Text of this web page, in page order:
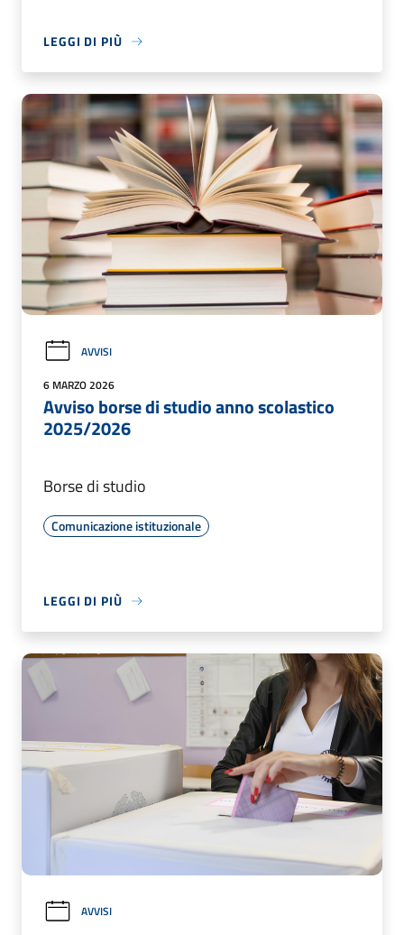
LEGGI DI PIÙ
AVVISI
6 MARZO 2026
Avviso borse di studio anno scolastico
2025/2026
Borse di studio
Comunicazione istituzionale
LEGGI DI PIÙ
AVVISI